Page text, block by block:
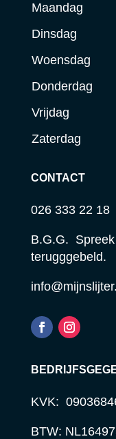
Maandag
Dinsdag
Woensdag
Donderdag
Vrijdag
Zaterdag
CONTACT
026 333 22 18
B.G.G.
terugggebeld.
KVK:
BTW: